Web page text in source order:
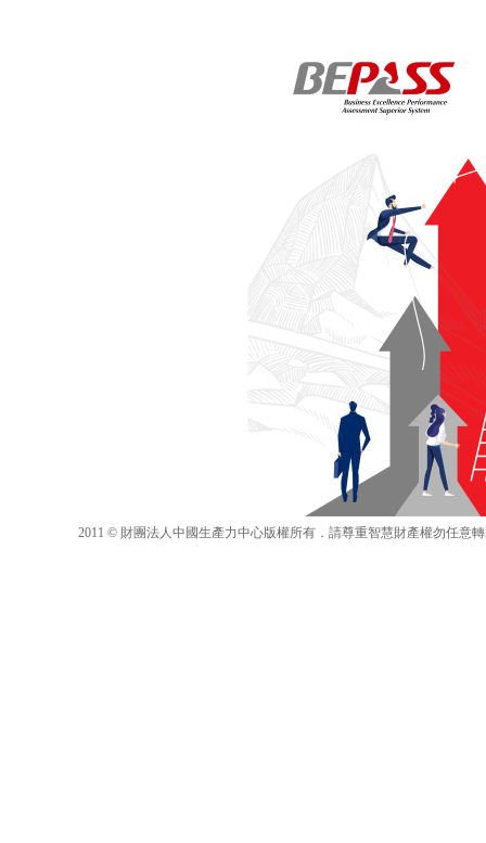
2011 © 財團法人中國生產力中心版權所有．請尊重智慧財產權勿任意